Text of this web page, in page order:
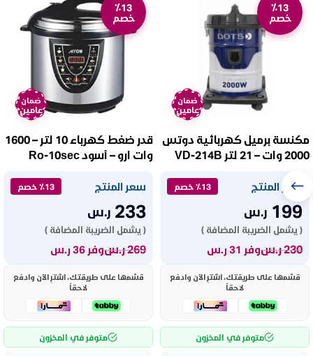
٪13
خصم
ضمان
عامين
مكنسة برميل كهربائية دوتس
2000 وات – 21 لتر VD-214B
سعر المنتج ٪13 خصم
199 ر.س
( يشمل الضريبة المضافة )
230ر.سوفر 31 ر.س
قسّمها على طريقتك، اشترِ الآن وادفع
لاحقاً
متوفر في المخزون
٪13
خصم
ضمان
عامين
قدر ضغط كهرباء 10 لتر – 1600
وات ارو – أسود Ro-10sec
سعر المنتج ٪13 خصم
233 ر.س
( يشمل الضريبة المضافة )
269ر.سوفر 36 ر.س
قسّمها على طريقتك، اشترِ الآن وادفع
لاحقاً
متوفر في المخزون